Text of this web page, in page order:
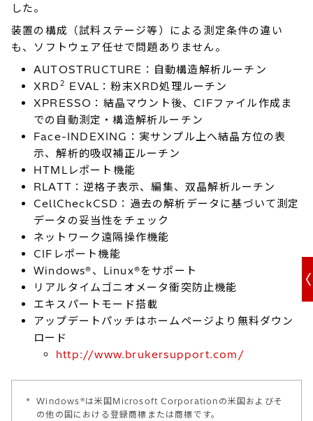
した。
装置の構成（試料ステージ等）による測定条件の違い
も、ソフトウェア任せで問題ありません。
AUTOSTRUCTURE：自動構造解析ルーチン
XRD 2
EVAL：粉末XRD処理ルーチン
XPRESSO：結晶マウント後、CIFファイル作成ま
での自動測定・構造解析ルーチン
Face-INDEXING：実サンプル上へ結晶方位の表
示、解析的吸収補正ルーチン
HTMLレポート機能
RLATT：逆格子表示、編集、双晶解析ルーチン
CellCheckCSD：過去の解析データに基づいて測定
データの妥当性をチェック
ネットワーク遠隔操作機能
CIFレポート機能
Windows®、Linux®をサポート
リアルタイムゴニオメータ衝突防止機能
エキスパートモード搭載
アップデートパッチはホームページより無料ダウン
ロード
http://www.brukersupport.com/
*
Windows®は米国Microsoft Corporationの米国およびそ
の他の国における登録商標または商標です。